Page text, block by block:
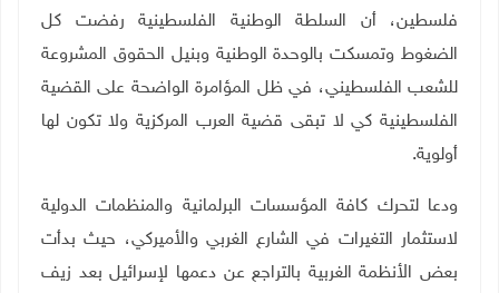
فلسطين، أن السلطة الوطنية الفلسطينية رفضت كل
الضغوط وتمسكت بالوحدة الوطنية وبنيل الحقوق المشروعة
للشعب الفلسطيني، في ظل المؤامرة الواضحة على القضية
الفلسطينية كي لا تبقى قضية العرب المركزية ولا تكون لها
أولوية.
ودعا لتحرك كافة المؤسسات البرلمانية والمنظمات الدولية
لاستثمار التغيرات في الشارع الغربي والأميركي، حيث بدأت
بعض الأنظمة الغربية بالتراجع عن دعمها لإسرائيل بعد زيف